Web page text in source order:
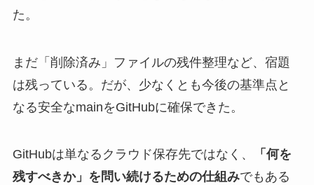
た。
まだ「削除済み」ファイルの残件整理など、宿題
は残っている。だが、少なくとも今後の基準点と
なる安全なmainをGitHubに確保できた。
GitHubは単なるクラウド保存先ではなく、
「何を
残すべきか」を問い続けるための仕組みでもある